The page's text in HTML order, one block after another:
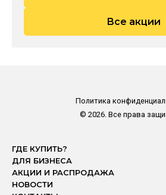
Все акции
Политика
© 2026. Все права
ГДЕ КУПИТЬ?
ДЛЯ БИЗНЕСА
АКЦИИ И РАСПРОДАЖА
НОВОСТИ